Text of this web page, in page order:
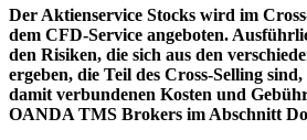
Der Aktienservice Stocks wird im
dem CFD-Service angeboten.
den Risiken, die sich aus den
ergeben, die Teil des Cross-Selling
damit verbundenen Kosten und
OANDA TMS Brokers im Abschnitt